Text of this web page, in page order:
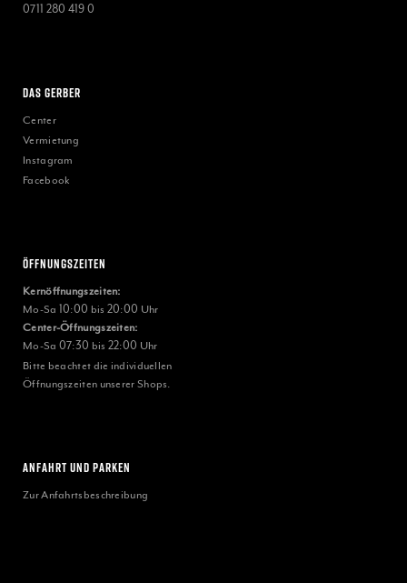
0711 280 419 0
Das Gerber
Center
Vermietung
Instagram
Facebook
Öffnungszeiten
Kernöffnungszeiten:
Mo-Sa 10:00 bis 20:00 Uhr
Center-Öffnungszeiten:
Mo-Sa 07:30 bis 22:00 Uhr
Bitte beachtet die individuellen
Öffnungszeiten unserer Shops.
ANFAHRT UND PARKEN
Zur Anfahrtsbeschreibung